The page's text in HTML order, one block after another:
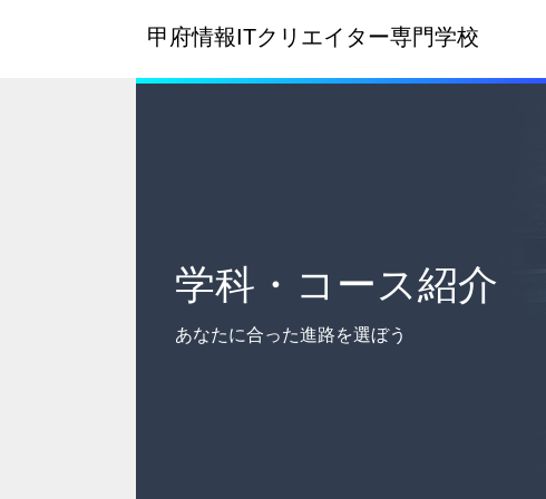
甲府情報ITクリエイター専門学校
学科・コース紹介
あなたに合った進路を選ぼう